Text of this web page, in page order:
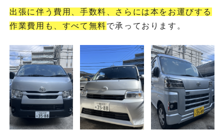
出張に伴う費用、手数料、さらには本をお運びする
作業費用も、すべて無料で承っております。